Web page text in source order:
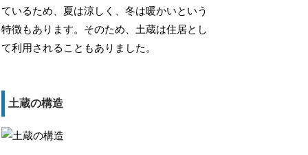
ているため、夏は涼しく、冬は暖かいという
特徴もあります。そのため、土蔵は住居とし
て利用されることもありました。
土蔵の構造